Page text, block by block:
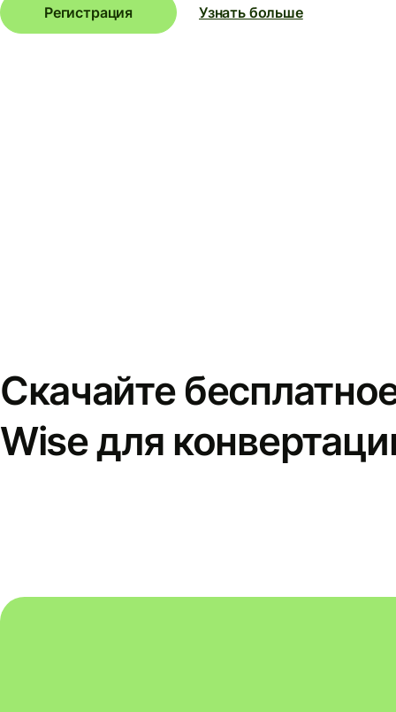
Регистрация Узнать больше
Скачайте
Wise для